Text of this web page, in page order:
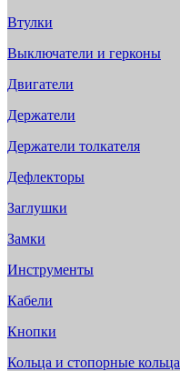
Втулки
Выключатели и герконы
Двигатели
Держатели
Держатели толкателя
Дефлекторы
Заглушки
Замки
Инструменты
Кабели
Кнопки
Кольца и стопорные кольца